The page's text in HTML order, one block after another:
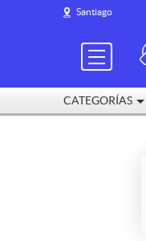
Santiago
CATEGORÍAS